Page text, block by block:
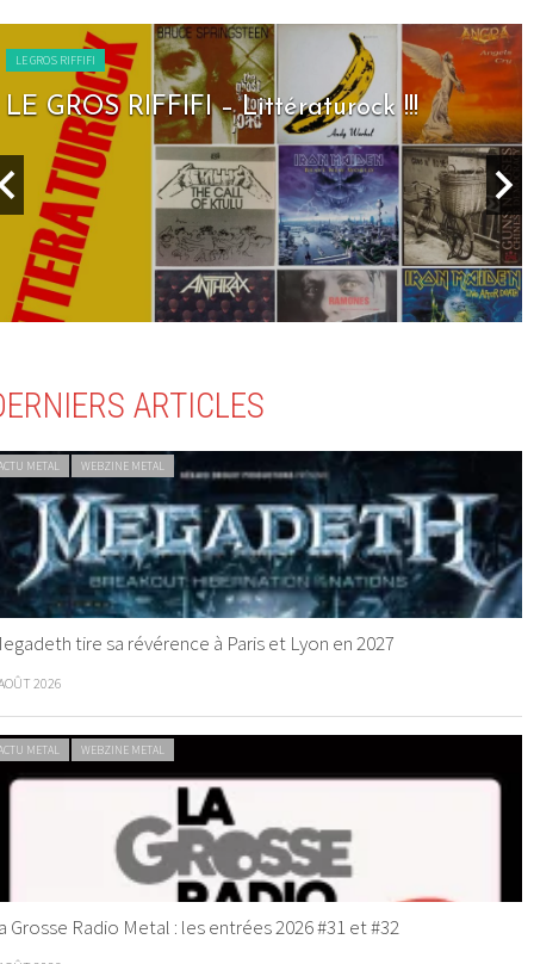
LE GROS RIFFIFI
LE GROS RIFFIFI – Littératurock !!!
ARTICLES
METAL WEBZINE METAL
tire sa révérence à Paris et Lyon en 2027
2026
METAL WEBZINE METAL
Grosse Radio Metal : les entrées 2026 #31 et #32